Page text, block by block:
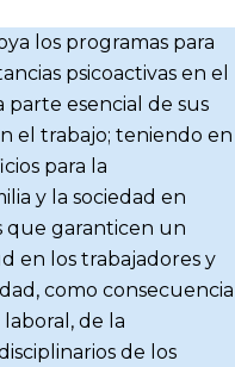
los programas para
psicoactivas en el
parte esencial de sus
el trabajo; teniendo en
para la
y la sociedad en
que garanticen un
en los trabajadores y
como consecuencia
de la
de los